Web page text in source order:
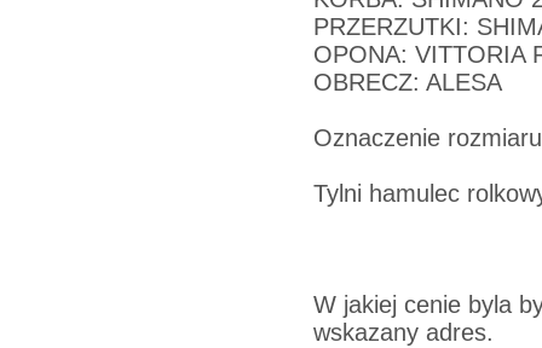
PRZERZUTKI:
OPONA: VITTORIA
OBRECZ: ALESA
Oznaczenie
Tylni hamulec
W jakiej cenie byla
wskazany adres.